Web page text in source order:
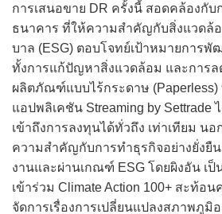
การเสนอขาย DR ครั้งนี้ สอดคล้องกับ
ธนาคาร ที่ให้ความสำคัญกับสิ่งแวดล้
บาล (ESG) ตอบโจทย์เป้าหมายการพั
ทั้งการแก้ปัญหาสิ่งแวดล้อม และการล
ผลิตภัณฑ์แบบไร้กระดาษ
แอปพลิเคชัน Streaming by Settrade
เข้าถึงการลงทุนได้ทั่วถึง เท่าเทียม น
ความสำคัญกับการทำธุรกิจอย่างยั่งยื
งานและผ่านเกณฑ์ ESG โดยผิงอัน เ
เข้าร่วม Climate Action 100+ สะท้อ
จัดการเรื่องการเปลี่ยนแปลงสภาพภูมิ